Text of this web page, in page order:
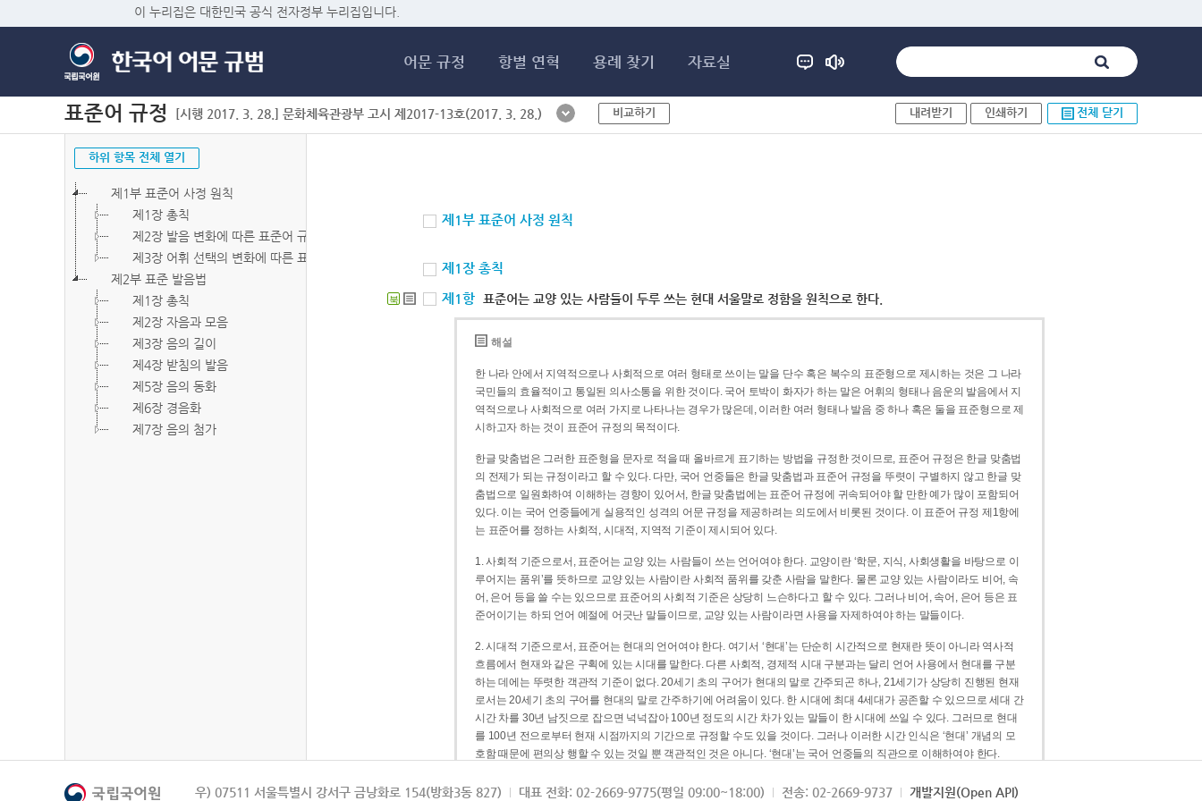
이 누리집은 대한민국 공식 전자정부 누리집입니다.
어문 규정 항별 연혁 용례 찾기 자료실
표준어 규정 [시행 2017. 3. 28.] 문화체육관광부 고시 제2017-13호(2017. 3. 28.) 비교하기 내려받기 인쇄하기 전체 닫기
하위 항목 전체 열기
제1부 표준어 사정 원칙
제1장 총칙
제2장 발음 변화에 따른 표준어 규정
제3장 어휘 선택의 변화에 따른 표준어 규정
제2부 표준 발음법
제1장 총칙
제2장 자음과 모음
제3장 음의 길이
제4장 받침의 발음
제5장 음의 동화
제6장 경음화
제7장 음의 첨가
제1부 표준어 사정 원칙
제1장 총칙
북 제1항 표준어는 교양 있는 사람들이 두루 쓰는 현대 서울말로 정함을 원칙으로 한다.
해설
한 나라 안에서 지역적으로나 사회적으로 여러 형태로 쓰이는 말을 단수 혹은 복수의 표준형으로 제시하는 것은 그 나라
국민들의 효율적이고 통일된 의사소통을 위한 것이다. 국어 토박이 화자가 하는 말은 어휘의 형태나 음운의 발음에서 지
역적으로나 사회적으로 여러 가지로 나타나는 경우가 많은데, 이러한 여러 형태나 발음 중 하나 혹은 둘을 표준형으로 제
시하고자 하는 것이 표준어 규정의 목적이다.
한글 맞춤법은 그러한 표준형을 문자로 적을 때 올바르게 표기하는 방법을 규정한 것이므로, 표준어 규정은 한글 맞춤법
의 전제가 되는 규정이라고 할 수 있다. 다만, 국어 언중들은 한글 맞춤법과 표준어 규정을 뚜렷이 구별하지 않고 한글 맞
춤법으로 일원화하여 이해하는 경향이 있어서, 한글 맞춤법에는 표준어 규정에 귀속되어야 할 만한 예가 많이 포함되어
있다. 이는 국어 언중들에게 실용적인 성격의 어문 규정을 제공하려는 의도에서 비롯된 것이다. 이 표준어 규정 제1항에
는 표준어를 정하는 사회적, 시대적, 지역적 기준이 제시되어 있다.
1. 사회적 기준으로서, 표준어는 교양 있는 사람들이 쓰는 언어여야 한다. 교양이란 ‘학문, 지식, 사회생활을 바탕으로 이
루어지는 품위’를 뜻하므로 교양 있는 사람이란 사회적 품위를 갖춘 사람을 말한다. 물론 교양 있는 사람이라도 비어, 속
어, 은어 등을 쓸 수는 있으므로 표준어의 사회적 기준은 상당히 느슨하다고 할 수 있다. 그러나 비어, 속어, 은어 등은 표
준어이기는 하되 언어 예절에 어긋난 말들이므로, 교양 있는 사람이라면 사용을 자제하여야 하는 말들이다.
2. 시대적 기준으로서, 표준어는 현대의 언어여야 한다. 여기서 ‘현대’는 단순히 시간적으로 현재란 뜻이 아니라 역사적
흐름에서 현재와 같은 구획에 있는 시대를 말한다. 다른 사회적, 경제적 시대 구분과는 달리 언어 사용에서 현대를 구분
하는 데에는 뚜렷한 객관적 기준이 없다. 20세기 초의 구어가 현대의 말로 간주되곤 하나, 21세기가 상당히 진행된 현재
로서는 20세기 초의 구어를 현대의 말로 간주하기에 어려움이 있다. 한 시대에 최대 4세대가 공존할 수 있으므로 세대 간
시간 차를 30년 남짓으로 잡으면 넉넉잡아 100년 정도의 시간 차가 있는 말들이 한 시대에 쓰일 수 있다. 그러므로 현대
를 100년 전으로부터 현재 시점까지의 기간으로 규정할 수도 있을 것이다. 그러나 이러한 시간 인식은 ‘현대’ 개념의 모
호함 때문에 편의상 행할 수 있는 것일 뿐 객관적인 것은 아니다. ‘현대’는 국어 언중들의 직관으로 이해하여야 한다.
3. 지역적 기준으로서, 표준어는 서울말이어야 한다. 이는 표준어의 공용어적 성격을 가장 크게 드러내 주는 기준이다.
우) 07511 서울특별시 강서구 금낭화로 154(방화3동 827) 대표 전화: 02-2669-9775(평일 09:00~18:00) 전송: 02-2669-9737 개발지원(Open API)